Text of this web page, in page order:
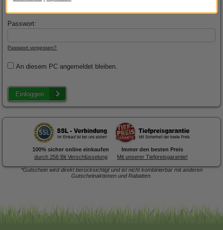
Passwort:
Passwort vergessen?
An diesem PC angemeldet bleiben.
Einloggen
100% sicher online einkaufen
durch 256 Bit Verschlüsselung
Immer den besten Preis
Mit unserer Tiefpreisgarantie!
ein
*Gutschein wird direkt berücksichtigt und ist nicht kombinierbar mit anderen
Gutscheinaktionen und Rabatten.